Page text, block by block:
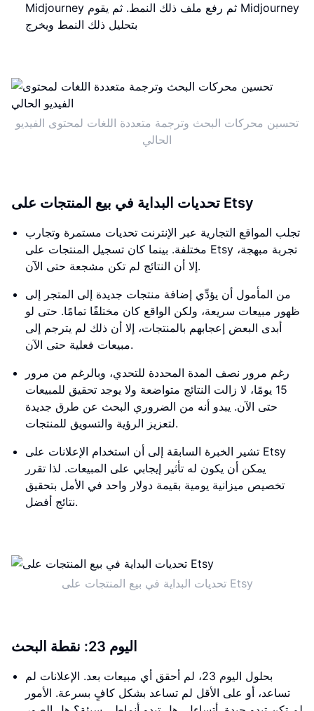
Midjourney ثم رفع ملف ذلك النمط. ثم يقوم Midjourney
بتحليل ذلك النمط ويخرج
تحسين محركات البحث وترجمة متعددة اللغات لمحتوى الفيديو
الحالي
تحديات البداية في بيع المنتجات على Etsy
تجلب المواقع التجارية عبر الإنترنت تحديات مستمرة وتجارب
مختلفة. بينما كان تسجيل المنتجات على Etsy تجربة مبهجة،
إلا أن النتائج لم تكن مشجعة حتى الآن.
من المأمول أن يؤدِّي إضافة منتجات جديدة إلى المتجر إلى
ظهور مبيعات سريعة، ولكن الواقع كان مختلفًا تمامًا. حتى لو
أبدى البعض إعجابهم بالمنتجات، إلا أن ذلك لم يترجم إلى
مبيعات فعلية حتى الآن.
رغم مرور نصف المدة المحددة للتحدي، وبالرغم من مرور
15 يومًا، لا زالت النتائج متواضعة ولا يوجد تحقيق للمبيعات
حتى الآن. يبدو أنه من الضروري البحث عن طرق جديدة
لتعزيز الرؤية والتسويق للمنتجات.
تشير الخبرة السابقة إلى أن استخدام الإعلانات على Etsy
يمكن أن يكون له تأثير إيجابي على المبيعات. لذا تقرر
تخصيص ميزانية يومية بقيمة دولار واحد في الأمل بتحقيق
نتائج أفضل.
تحديات البداية في بيع المنتجات على Etsy
اليوم 23: نقطة البحث
بحلول اليوم 23، لم أحقق أي مبيعات بعد. الإعلانات لم
تساعد، أو على الأقل لم تساعد بشكل كافٍ بسرعة. الأمور